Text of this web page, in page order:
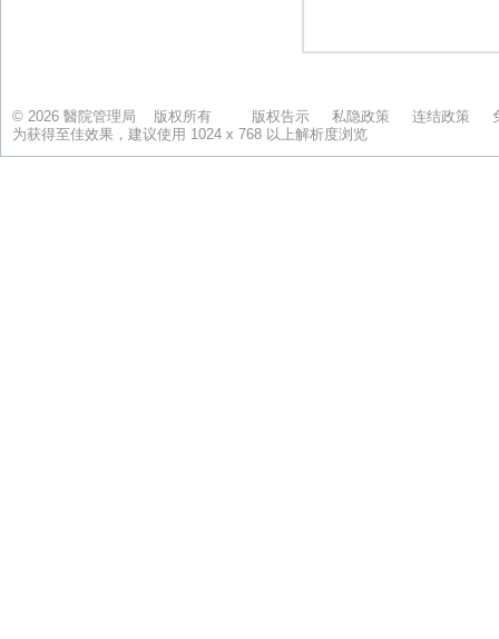
© 2026 醫院管理局 版权所有 版权告示 私隐政策 连结政策
为获得至佳效果，建议使用 1024 x 768 以上解析度浏览